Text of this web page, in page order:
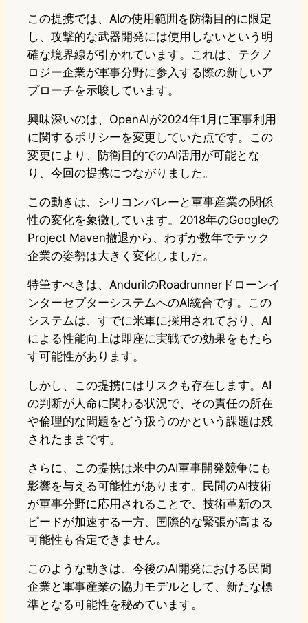
この提携では、AIの使用範囲を防衛目的に限定
し、攻撃的な武器開発には使用しないという明
確な境界線が引かれています。これは、テクノ
ロジー企業が軍事分野に参入する際の新しいア
プローチを示唆しています。
興味深いのは、OpenAIが2024年1月に軍事利用
に関するポリシーを変更していた点です。この
変更により、防衛目的でのAI活用が可能とな
り、今回の提携につながりました。
この動きは、シリコンバレーと軍事産業の関係
性の変化を象徴しています。2018年のGoogleの
Project Maven撤退から、わずか数年でテック
企業の姿勢は大きく変化しました。
特筆すべきは、AndurilのRoadrunnerドローンイ
ンターセプターシステムへのAI統合です。この
システムは、すでに米軍に採用されており、AI
による性能向上は即座に実戦での効果をもたら
す可能性があります。
しかし、この提携にはリスクも存在します。AI
の判断が人命に関わる状況で、その責任の所在
や倫理的な問題をどう扱うのかという課題は残
されたままです。
さらに、この提携は米中のAI軍事開発競争にも
影響を与える可能性があります。民間のAI技術
が軍事分野に応用されることで、技術革新のス
ピードが加速する一方、国際的な緊張が高まる
可能性も否定できません。
このような動きは、今後のAI開発における民間
企業と軍事産業の協力モデルとして、新たな標
準となる可能性を秘めています。